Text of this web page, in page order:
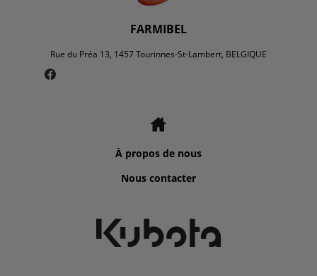
FARMIBEL
Rue du Préa 13, 1457 Tourinnes-St-Lambert, BELGIQUE
À propos de nous
Nous contacter